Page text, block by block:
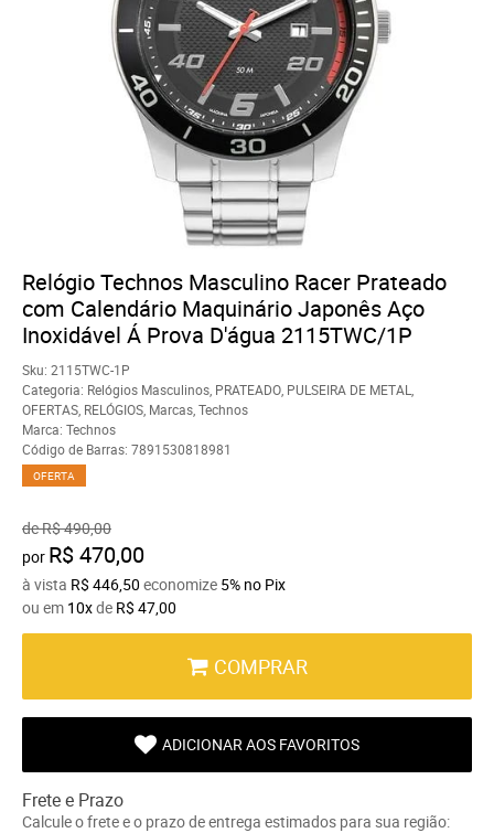
Relógio Technos Masculino Racer Prateado
com Calendário Maquinário Japonês Aço
Inoxidável Á Prova D'água 2115TWC/1P
Sku: 2115TWC-1P
Categoria: Relógios Masculinos PRATEADO PULSEIRA DE METAL
OFERTAS RELÓGIOS Marcas Technos
Marca: Technos
Código de Barras: 7891530818981
OFERTA
deR$ 490,00
por R$ 470,00
à vista R$ 446,50 economize 5% no Pix
ou em 10xde R$ 47,00
COMPRAR
ADICIONAR AOS FAVORITOS
Frete e Prazo
Calcule o frete e o prazo de entrega estimados para sua região: